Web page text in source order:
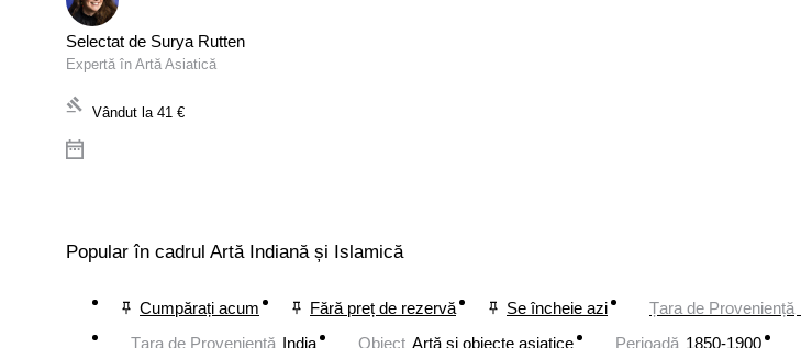
Selectat de Surya Rutten
Expertă în Artă Asiatică
Vândut la 41 €
Popular în cadrul Artă Indiană și Islamică
Cumpărați acum Fără preț de rezervă Se încheie azi Țara de Proveniență
Țara de Proveniență India Obiect Artă și obiecte asiatice Perioadă 1850-1900